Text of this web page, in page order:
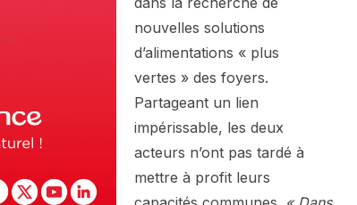
nouvelles solutions
d’alimentations « plus
vertes » des foyers.
Partageant un lien
impérissable, les deux
acteurs n’ont pas tardé à
mettre à profit leurs